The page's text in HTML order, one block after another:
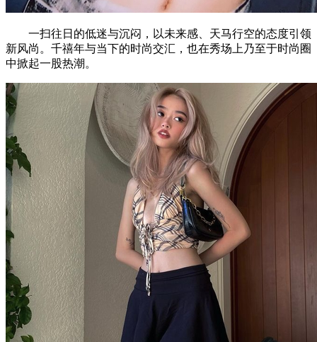
一扫往日的低迷与沉闷，以未来感、天马行空的态度引领
新风尚。千禧年与当下的时尚交汇，也在秀场上乃至于时尚圈
中掀起一股热潮。